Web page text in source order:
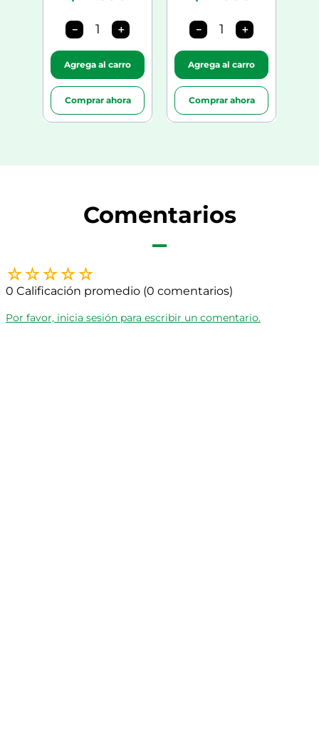
＋
－
Agrega al carro
Comprar ahora
＋
－
Agrega al carro
Comprar ahora
Comentarios
☆☆☆☆☆
0 Calificación promedio (0 comentarios)
Por favor, inicia sesión para escribir un comentario.